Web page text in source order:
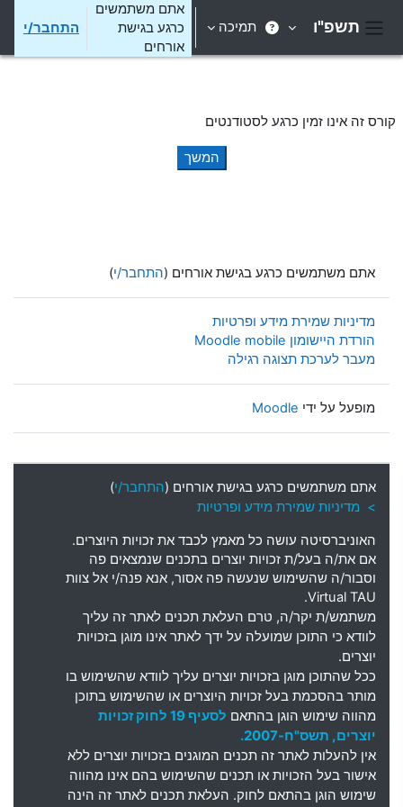
תשפ"ו תמיכה
אתם משתמשים
כרגע בגישת
אורחים
התחבר/י
קורס זה אינו זמין כרגע לסטודנטים
המשך
אתם משתמשים כרגע בגישת אורחים (התחבר/י)
מדיניות שמירת מידע ופרטיות
הורדת היישומון Moodle mobile
מעבר לערכת תצוגה רגילה
מופעל על ידי Moodle
אתם משתמשים כרגע בגישת אורחים (התחבר/י)
> מדיניות שמירת מידע ופרטיות
האוניברסיטה עושה כל מאמץ לכבד את זכויות היוצרים.
אם את/ה בעל/ת זכויות יוצרים בתכנים שנמצאים פה
וסבור/ה שהשימוש שנעשה פה אסור, אנא פנה/י אל צוות
Virtual TAU.
משתמש/ת יקר/ה, טרם העלאת תכנים לאתר זה עליך
לוודא כי התוכן שמועלה על ידך לאתר אינו מוגן בזכויות
יוצרים.
ככל שהתוכן מוגן בזכויות יוצרים עליך לוודא שהשימוש בו
מותר בהסכמת בעל זכויות היוצרים או שהשימוש בתוכן
מהווה שימוש הוגן בהתאם
לסעיף 19 לחוק זכויות
יוצרים, תשס"ח-2007.
אין להעלות לאתר זה תכנים המוגנים בזכויות יוצרים ללא
אישור בעל הזכויות או תכנים שהשימוש בהם אינו מהווה
שימוש הוגן בהתאם לחוק. העלאת תכנים לאתר זה הינה